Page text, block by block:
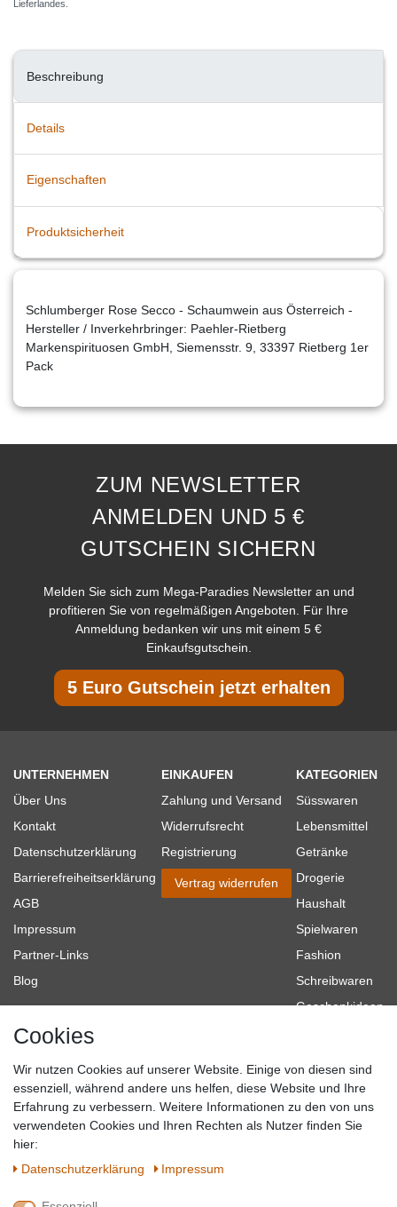
Lieferlandes.
Beschreibung
Details
Eigenschaften
Produktsicherheit
Schlumberger Rose Secco - Schaumwein aus Österreich -
Hersteller / Inverkehrbringer: Paehler-Rietberg
Markenspirituosen GmbH, Siemensstr. 9, 33397 Rietberg 1er
Pack
ZUM NEWSLETTER
ANMELDEN UND 5 €
GUTSCHEIN SICHERN
Melden Sie sich zum Mega-Paradies Newsletter an und
profitieren Sie von regelmäßigen Angeboten. Für Ihre
Anmeldung bedanken wir uns mit einem 5 €
Einkaufsgutschein.
5 Euro Gutschein jetzt erhalten
UNTERNEHMEN
Über Uns
Kontakt
Datenschutzerklärung
Barrierefreiheitserklärung
AGB
Impressum
Partner-Links
Blog
EINKAUFEN
Zahlung und Versand
Widerrufsrecht
Registrierung
Vertrag widerrufen
KATEGORIEN
Süsswaren
Lebensmittel
Getränke
Drogerie
Haushalt
Spielwaren
Fashion
Schreibwaren
Geschenkideen
Topmarken
SICHER EINKAUFEN WIR AKZEPTIEREN
Cookies
Wir nutzen Cookies auf unserer Website. Einige von diesen sind
essenziell, während andere uns helfen, diese Website und Ihre
Erfahrung zu verbessern. Weitere Informationen zu den von uns
verwendeten Cookies und Ihren Rechten als Nutzer finden Sie
hier:
Daten­schutz­erklärung
Impressum